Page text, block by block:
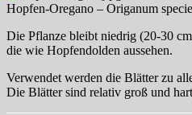
Hopfen-Oregano – Origanum
Die Pflanze bleibt niedrig (20-30
die wie Hopfendolden aussehen.
Verwendet werden die Blätter zu
Die Blätter sind relativ groß und